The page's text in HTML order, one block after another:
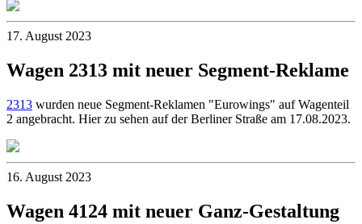
17. August 2023
Wagen 2313 mit neuer Segment-Reklame
2313 wurden neue Segment-Reklamen "Eurowings" auf Wagenteil
2 angebracht. Hier zu sehen auf der Berliner Straße am 17.08.2023.
16. August 2023
Wagen 4124 mit neuer Ganz-Gestaltung